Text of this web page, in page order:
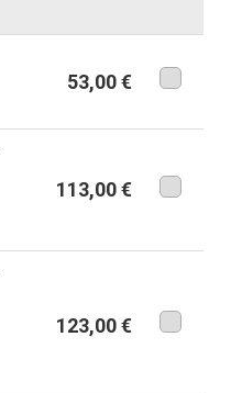
53,00 €
113,00 €
123,00 €